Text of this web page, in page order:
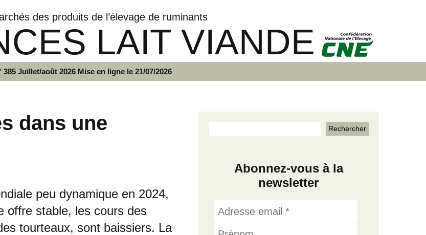
des produits de l’élevage de ruminants
LAIT VIANDE
385 Juillet/août 2026 Mise en ligne le 21/07/2026
dans une
peu dynamique en 2024,
offre stable, les cours des
tourteaux, sont baissiers. La
Abonnez-vous à la
newsletter